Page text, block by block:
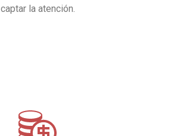
captar la atención.